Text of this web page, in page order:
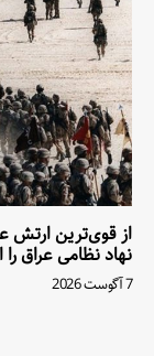
از قوی‌ترین ارتش
نهاد نظامی عراق
7 آگوست 2026